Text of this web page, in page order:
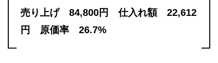
売り上げ 84,800円 仕入れ額 22,612
円 原価率 26.7%